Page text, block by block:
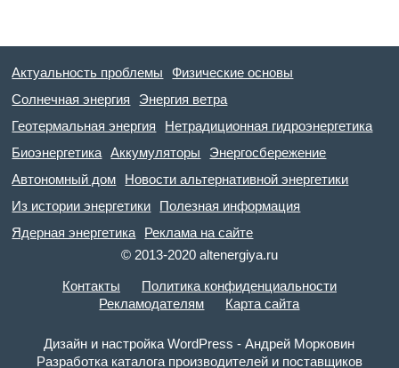
Актуальность проблемы
Физические основы
Солнечная энергия
Энергия ветра
Геотермальная энергия
Нетрадиционная гидроэнергетика
Биоэнергетика
Аккумуляторы
Энергосбережение
Автономный дом
Новости альтернативной энергетики
Из истории энергетики
Полезная информация
Ядерная энергетика
Реклама на сайте
© 2013-2020 altenergiya.ru
Контакты
Политика конфиденциальности
Рекламодателям
Карта сайта
Дизайн и настройка WordPress - Андрей Морковин
Разработка каталога производителей и поставщиков